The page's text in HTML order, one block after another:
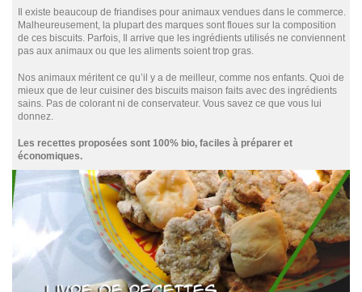
Il existe beaucoup de friandises pour animaux vendues dans le commerce.
Malheureusement, la plupart des marques sont floues sur la composition
de ces biscuits. Parfois, Il arrive que les ingrédients utilisés ne conviennent
pas aux animaux ou que les aliments soient trop gras.
Nos animaux méritent ce qu’il y a de meilleur, comme nos enfants. Quoi de
mieux que de leur cuisiner des biscuits maison faits avec des ingrédients
sains. Pas de colorant ni de conservateur. Vous savez ce que vous lui
donnez.
Les recettes proposées sont 100% bio, faciles à préparer et
économiques.